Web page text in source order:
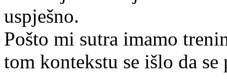
uspješno.
Pošto mi sutra imamo
tom kontekstu se išlo da